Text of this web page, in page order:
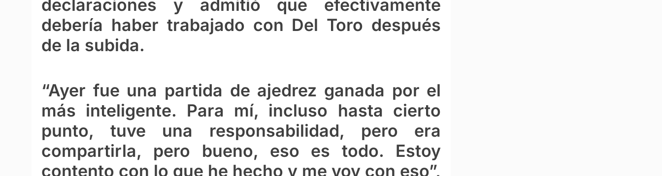
declaraciones y admitió que efectivamente
debería haber trabajado con Del Toro después
de la subida.
“Ayer fue una partida de ajedrez ganada por el
más inteligente. Para mí, incluso hasta cierto
punto, tuve una responsabilidad, pero era
compartirla, pero bueno, eso es todo. Estoy
contento con lo que he hecho y me voy con eso”,